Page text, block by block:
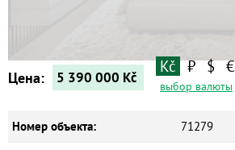
Цена: 5 390 000 Kč
Kč ₽ $ €
выбор валюты
Номер объекта: 71279